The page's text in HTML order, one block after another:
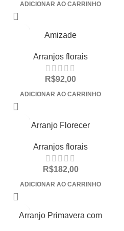
ADICIONAR AO CARRINHO
Amizade
Arranjos florais
R$92,00
ADICIONAR AO CARRINHO
Arranjo Florecer
Arranjos florais
R$182,00
ADICIONAR AO CARRINHO
Arranjo Primavera com